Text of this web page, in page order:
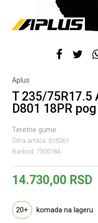
Aplus
T 235/75R17.5
D801 18PR pog
Teretne gume
Šifra artikla: 015261
Barkod: 7500184
14.730,00 RSD
20+ komada na lageru